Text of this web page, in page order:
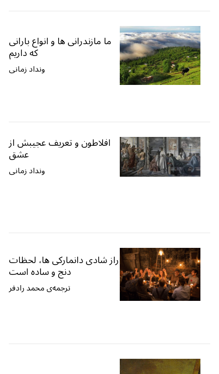
ما مازندرانی ها و انواع بارانی
که داریم
ونداد زمانی
افلاطون و تعریف عجیبش از
عشق
ونداد زمانی
راز شادی دانمارکی ها، لحظات
دنج و ساده است
ترجمه‌ی محمد رادفر
r
c
h
f
o
r
: